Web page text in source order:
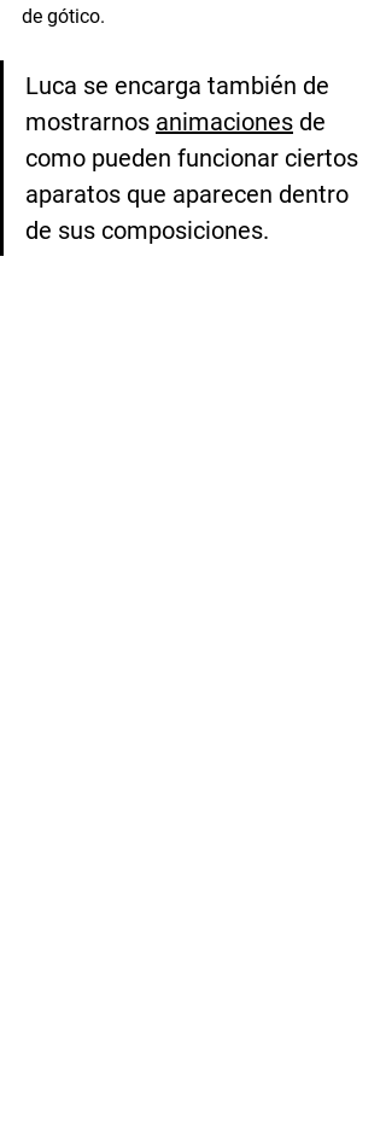
de gótico.
Luca se encarga también de
mostrarnos animaciones de
como pueden funcionar ciertos
aparatos que aparecen dentro
de sus composiciones.